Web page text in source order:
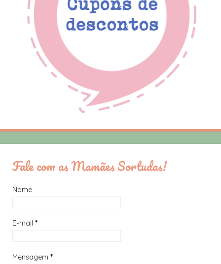
Fale com as Mamães Sortudas!
Nome
E-mail *
Mensagem *